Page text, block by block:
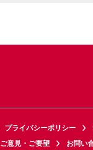
プライバシーポリシー
ご意見・ご要望 お問い